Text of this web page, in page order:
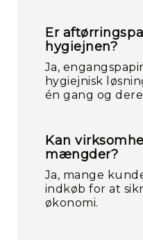
Er
hygiejnen?
Ja,
hygiejnisk
én gang og
Kan
mængder?
Ja, mange
indkøb for at
økonomi.